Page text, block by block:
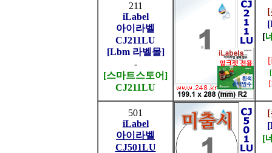
211
iLabel
아이라벨
CJ211LU
[Lbm 라벨몰]
-
[스마트스토어]
CJ211LU
[
[
501
iLabel
아이라벨
CJ501LU
[
[